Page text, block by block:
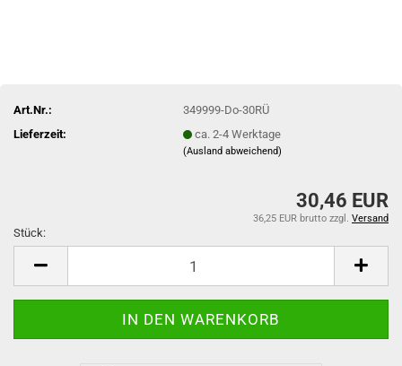
Art.Nr.:
349999-Do-30RÜ
Lieferzeit:
ca. 2-4 Werktage
(Ausland abweichend)
30,46 EUR
36,25 EUR brutto zzgl. Versand
Stück: